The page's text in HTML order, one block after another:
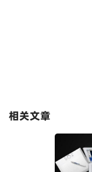
相关文章